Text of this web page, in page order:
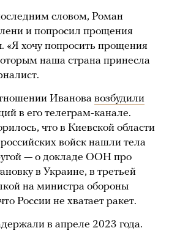
словом, Роман
и попросил прощения
«Я хочу попросить прощения
наша страна принесла
Иванова возбудили
в его телеграм-канале.
что в Киевской области
войск нашли тела
— о докладе ООН про
в Украине, в третьей
на министра обороны
России не хватает ракет.
в апреле 2023 года.